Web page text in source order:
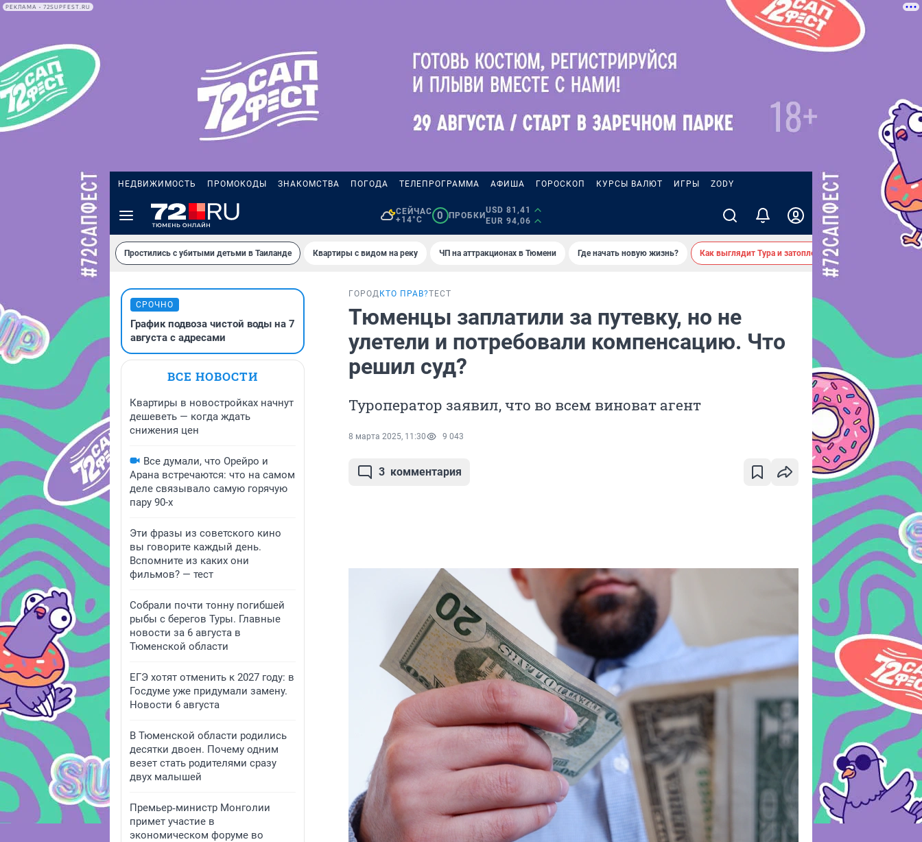
РЕКЛАМА • 72SUPFEST.RU
НЕДВИЖИМОСТЬ ПРОМОКОДЫ ЗНАКОМСТВА ПОГОДА ТЕЛЕПРОГРАММА АФИША ГОРОСКОП КУРСЫ ВАЛЮТ ИГРЫ ZODY
СЕЙЧАС
+14°C
0 ПРОБКИ
USD 81,41
EUR 94,06
Простились с убитыми детьми в Таиланде Квартиры с видом на реку ЧП на аттракционах в Тюмени Где начать новую жизнь? Как выглядит Тура и затопленные берега — вид с реки
СРОЧНО
График подвоза чистой воды на 7
августа с адресами
ВСЕ НОВОСТИ
Квартиры в новостройках начнут
дешеветь — когда ждать
снижения цен
Все думали, что Орейро и
Арана встречаются: что на самом
деле связывало самую горячую
пару 90-х
Эти фразы из советского кино
вы говорите каждый день.
Вспомните из каких они
фильмов? — тест
Собрали почти тонну погибшей
рыбы с берегов Туры. Главные
новости за 6 августа в
Тюменской области
ЕГЭ хотят отменить к 2027 году: в
Госдуме уже придумали замену.
Новости 6 августа
В Тюменской области родились
десятки двоен. Почему одним
везет стать родителями сразу
двух малышей
Премьер‑министр Монголии
примет участие в
экономическом форуме во
ГОРОД КТО ПРАВ?ТЕСТ
Тюменцы заплатили за путевку, но не
улетели и потребовали компенсацию. Что
решил суд?
Туроператор заявил, что во всем виноват агент
8 марта 2025, 11:30 9 043
3 комментария